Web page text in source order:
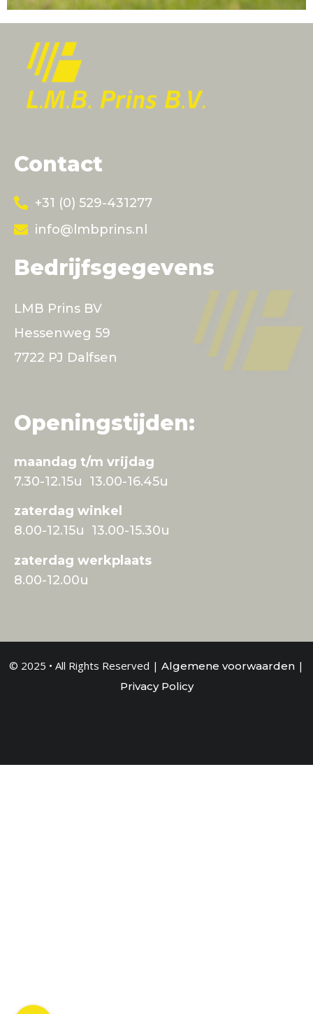
Contact
+31 (0) 529-431277
info@lmbprins.nl
Bedrijfsgegevens
LMB Prins BV
Hessenweg 59
7722 PJ Dalfsen
Openingstijden:
maandag t/m vrijdag
7.30-12.15u 13.00-16.45u
zaterdag winkel
8.00-12.15u 13.00-15.30u
zaterdag werkplaats
8.00-12.00u
© 2025 • All Rights Reserved | Algemene voorwaarden |
Privacy Policy